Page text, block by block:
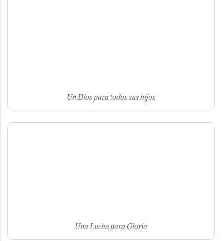
Un Dios para todos sus hijos
Una Lucha para Gloria